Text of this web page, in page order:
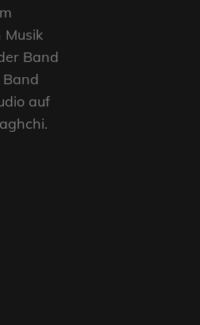
Band
auf